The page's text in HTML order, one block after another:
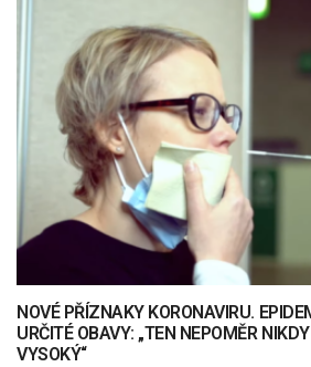
NOVÉ PŘÍZNAKY KORONAVIRU.
URČITÉ OBAVY: „TEN NEPOMĚR
VYSOKÝ“